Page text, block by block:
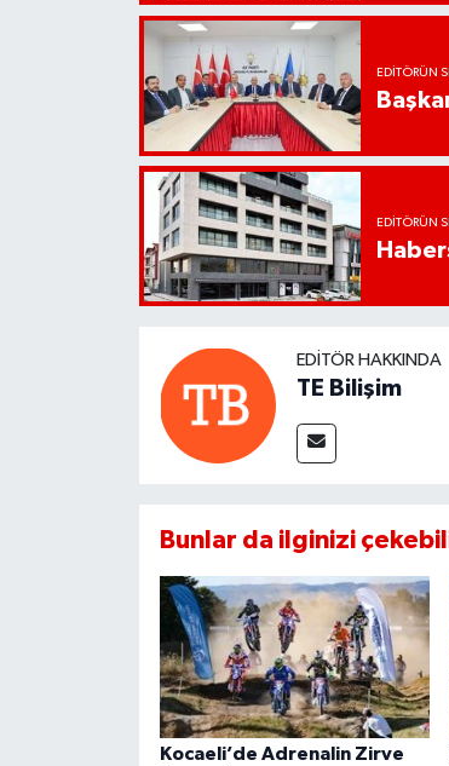
EDITÖRÜN
EDITÖRÜN
EDITÖR HAKKINDA
TE Bilişim
Bunlar da ilginizi
Kocaeli’de Adrenalin Zirve